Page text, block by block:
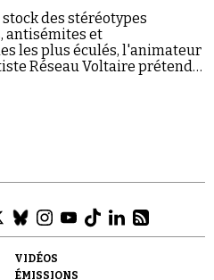
presse
don
des stéréotypes
antisémites et
les plus éculés, l'animateur
Réseau Voltaire prétend
VIDÉOS
ÉMISSIONS